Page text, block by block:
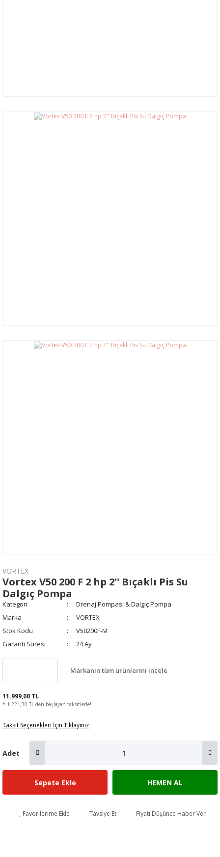
VORTEX
Vortex V50 200 F 2 hp 2'' Bıçaklı Pis Su
Dalgıç Pompa
Kategori
Drenaj Pompası & Dalgıç Pompa
Marka
VORTEX
Stok Kodu
V50200F-M
Garanti Süresi
24 Ay
Markanın tüm ürünlerini incele
11.999,00 TL
* 1.221,30 TL den başlayan taksitlerle!
Taksit Seçenekleri İçin Tıklayınız
Adet
Sepete Ekle HEMEN AL
Favorilerime Ekle Tavsiye Et Fiyatı Düşünce Haber Ver